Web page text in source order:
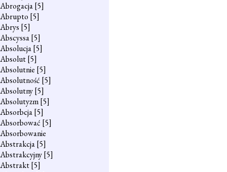
Abrogacja[5]
Abrupto [5]
Abrys [5]
Abscyssa[5]
Absolucja[5]
Absolut[5]
Absolutnie [5]
Absolutność [5]
Absolutny[5]
Absolutyzm[5]
Absorbcja[5]
Absorbować [5]
Absorbowanie
Abstrakcja[5]
Abstrakcyjny[5]
Abstrakt[5]